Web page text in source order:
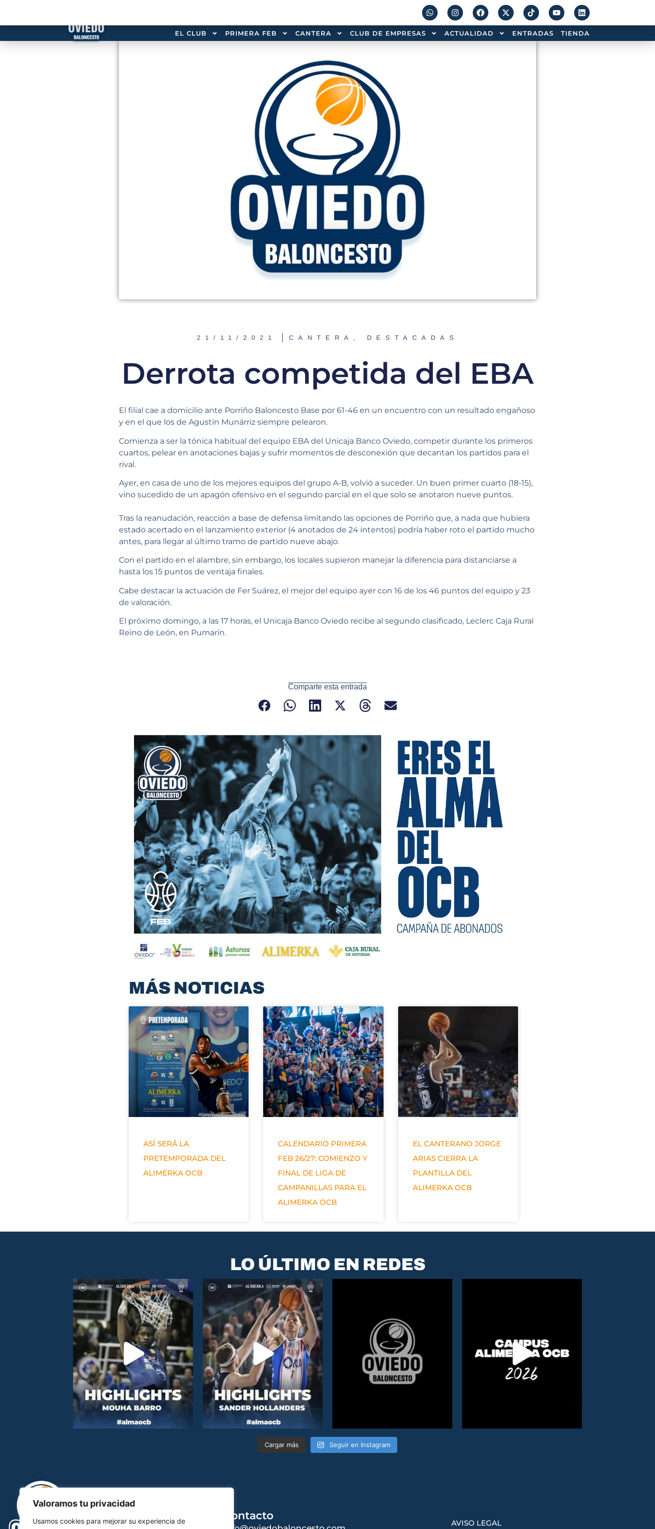
Valoramos tu privacidad
Usamos cookies para mejorar su experiencia de
EL CLUB PRIMERA FEB CANTERA CLUB DE EMPRESAS ACTUALIDAD ENTRADAS TIENDA
21/11/2021 CANTERA , DESTACADAS
Derrota competida del EBA
El filial cae a domicilio ante Porriño Baloncesto Base por 61-46 en un encuentro con un resultado engañoso
y en el que los de Agustín Munárriz siempre pelearon.
Comienza a ser la tónica habitual del equipo EBA del Unicaja Banco Oviedo, competir durante los primeros
cuartos, pelear en anotaciones bajas y sufrir momentos de desconexión que decantan los partidos para el
rival.
Ayer, en casa de uno de los mejores equipos del grupo A-B, volvió a suceder. Un buen primer cuarto (18-15),
vino sucedido de un apagón ofensivo en el segundo parcial en el que solo se anotaron nueve puntos.
Tras la reanudación, reacción a base de defensa limitando las opciones de Porriño que, a nada que hubiera
estado acertado en el lanzamiento exterior (4 anotados de 24 intentos) podría haber roto el partido mucho
antes, para llegar al último tramo de partido nueve abajo.
Con el partido en el alambre, sin embargo, los locales supieron manejar la diferencia para distanciarse a
hasta los 15 puntos de ventaja finales.
Cabe destacar la actuación de Fer Suárez, el mejor del equipo ayer con 16 de los 46 puntos del equipo y 23
de valoración.
El próximo domingo, a las 17 horas, el Unicaja Banco Oviedo recibe al segundo clasificado, Leclerc Caja Rural
Reino de León, en Pumarín.
Comparte esta entrada
MÁS NOTICIAS
ASÍ SERÁ LA
PRETEMPORADA DEL
ALIMERKA OCB
CALENDARIO PRIMERA
FEB 26/27: COMIENZO Y
FINAL DE LIGA DE
CAMPANILLAS PARA EL
ALIMERKA OCB
EL CANTERANO JORGE
ARIAS CIERRA LA
PLANTILLA DEL
ALIMERKA OCB
LO ÚLTIMO EN REDES
Cargar más Seguir en Instagram
Contacto
AVISO LEGAL